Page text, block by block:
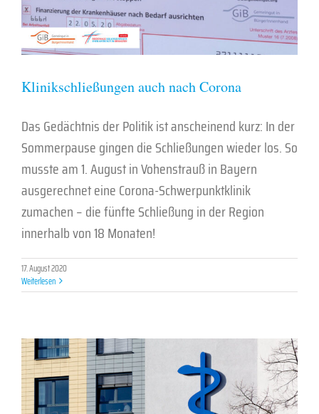
Klinikschließungen auch nach Corona
Das Gedächtnis der Politik ist anscheinend kurz: In der
Sommerpause gingen die Schließungen wieder los. So
musste am 1. August in Vohenstrauß in Bayern
ausgerechnet eine Corona-Schwerpunktklinik
zumachen – die fünfte Schließung in der Region
innerhalb von 18 Monaten!
17. August 2020
Weiterlesen